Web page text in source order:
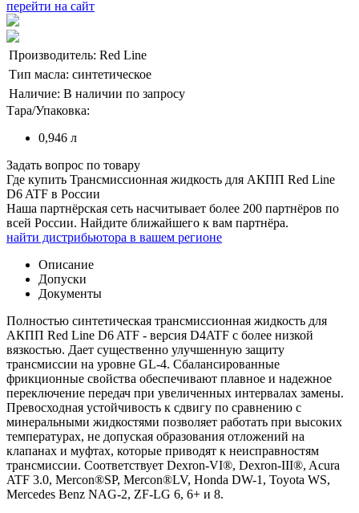
перейти на сайт
Производитель: Red Line
Тип масла: синтетическое
Наличие: В наличии по запросу
Тара/Упаковка:
0,946 л
Задать вопрос по товару
Где купить Трансмиссионная жидкость для АКПП Red Line
D6 ATF в России
Наша партнёрская сеть насчитывает более 200 партнёров по
всей России. Найдите ближайшего к вам партнёра.
найти дистрибьютора в вашем регионе
Описание
Допуски
Документы
Полностью синтетическая трансмиссионная жидкость для
АКПП Red Line D6 ATF - версия D4ATF с более низкой
вязкостью. Дает существенно улучшенную защиту
трансмиссии на уровне GL-4. Сбалансированные
фрикционные свойства обеспечивают плавное и надежное
переключение передач при увеличенных интервалах замены.
Превосходная устойчивость к сдвигу по сравнению с
минеральными жидкостями позволяет работать при высоких
температурах, не допуская образования отложений на
клапанах и муфтах, которые приводят к неисправностям
трансмиссии. Соответствует Dexron-VI®, Dexron-III®, Acura
ATF 3.0, Mercon®SP, Mercon®LV, Honda DW-1, Toyota WS,
Mercedes Benz NAG-2, ZF-LG 6, 6+ и 8.